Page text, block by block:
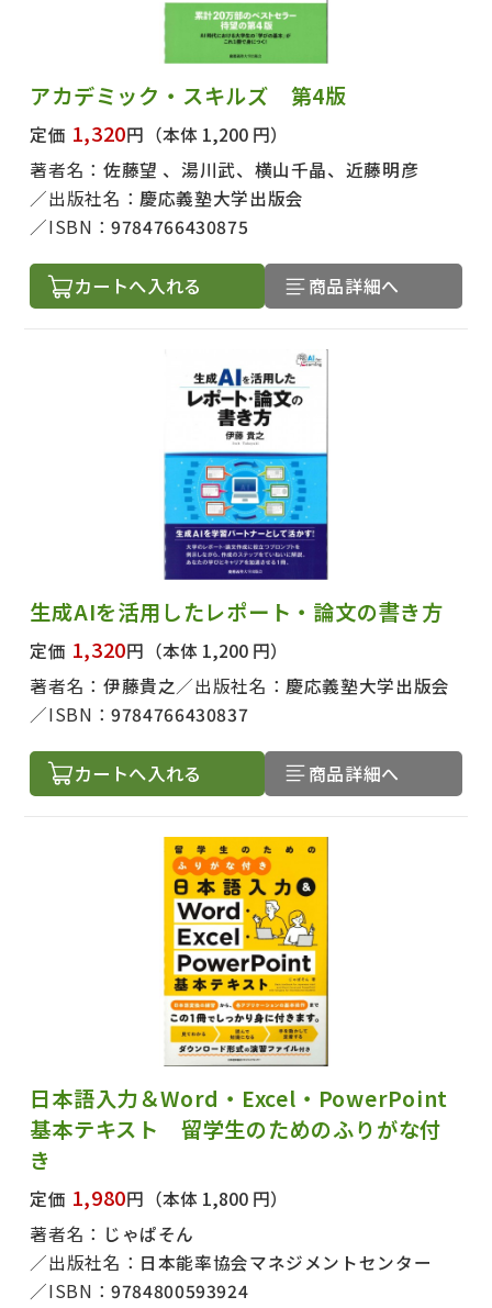
アカデミック・スキルズ 第4版
定価 1,320円 （本体 1,200 円）
著者名： 佐藤望 、湯川武、横山千晶、近藤明彦
出版社名：慶応義塾大学出版会
ISBN：9784766430875
カートへ入れる 商品詳細へ
生成AIを活用したレポート・論文の書き方
定価 1,320円 （本体 1,200 円）
著者名： 伊藤貴之 出版社名：慶応義塾大学出版会
ISBN：9784766430837
カートへ入れる 商品詳細へ
日本語入力＆Word・Excel・PowerPoint
基本テキスト 留学生のためのふりがな付
き
定価 1,980円 （本体 1,800 円）
著者名： じゃぱそん
出版社名： 日本能率協会マネジメントセンター
ISBN：9784800593924